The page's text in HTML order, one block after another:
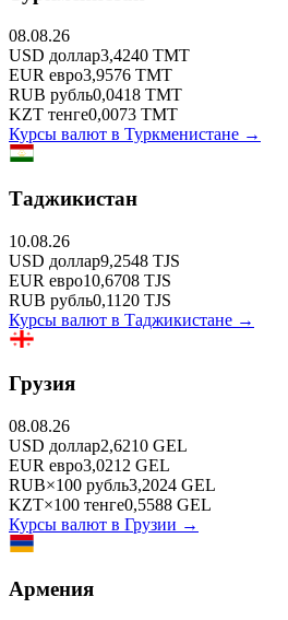
08.08.26
USD доллар3,4240 TMT
EUR евро3,9576 TMT
RUB рубль0,0418 TMT
KZT тенге0,0073 TMT
Курсы валют в Туркменистане →
Таджикистан
10.08.26
USD доллар9,2548 TJS
EUR евро10,6708 TJS
RUB рубль0,1120 TJS
Курсы валют в Таджикистане →
Грузия
08.08.26
USD доллар2,6210 GEL
EUR евро3,0212 GEL
RUB×100 рубль3,2024 GEL
KZT×100 тенге0,5588 GEL
Курсы валют в Грузии →
Армения